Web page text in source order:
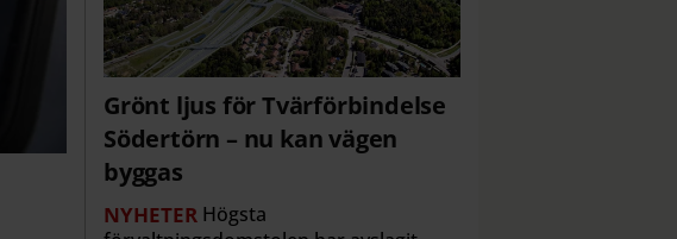
Grönt ljus för Tvärförbindelse
Södertörn – nu kan vägen
byggas
NYHETER Högsta